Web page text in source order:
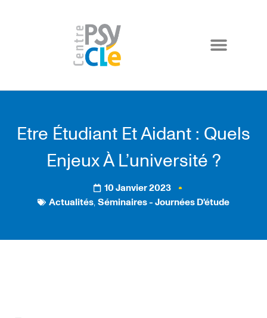
Etre Étudiant Et Aidant : Quels
Enjeux À L’université ?
10 Janvier 2023
Actualités, Séminaires - Journées D'étude